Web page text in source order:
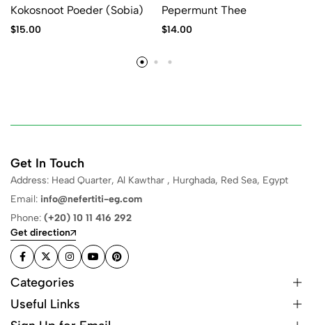
Kokosnoot Poeder (Sobia)
$15.00
Pepermunt Thee
$14.00
Get In Touch
Address: Head Quarter, Al Kawthar , Hurghada, Red Sea, Egypt
Email: info@nefertiti-eg.com
Phone: (+20) 10 11 416 292
Get direction
Categories
Useful Links